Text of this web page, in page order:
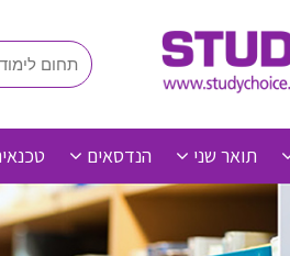
תואר שני הנדסאים